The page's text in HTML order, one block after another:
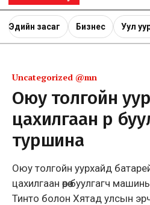
Эдийн засаг Бизнес Уул
Uncategorized @mn
Оюу толгойн
цахилгаан өөрөө
туршина
Оюу толгойн уурхайд
цахилгаан өөрөө буулгагч
Тинто болон Хятад улсын